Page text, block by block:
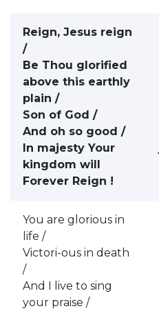
Reign, Jesus reign
/
Be Thou glorified
above this earthly
plain /
Son of God /
And oh so good /
In majesty Your
kingdom will
Forever Reign !
You are glorious in
life /
Victori-ous in death
/
And I live to sing
your praise /